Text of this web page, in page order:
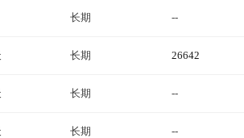
长期 --
长期 26642
长期 --
长期 --